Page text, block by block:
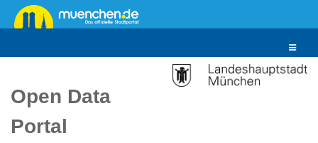
Überspringen
zum
Toggle
Open Data
Portal